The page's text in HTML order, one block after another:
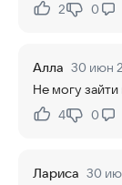
Нравится:
2Не 0
Алла 30 июн
Не могу
Нравится:
4Не 0
Лариса 30